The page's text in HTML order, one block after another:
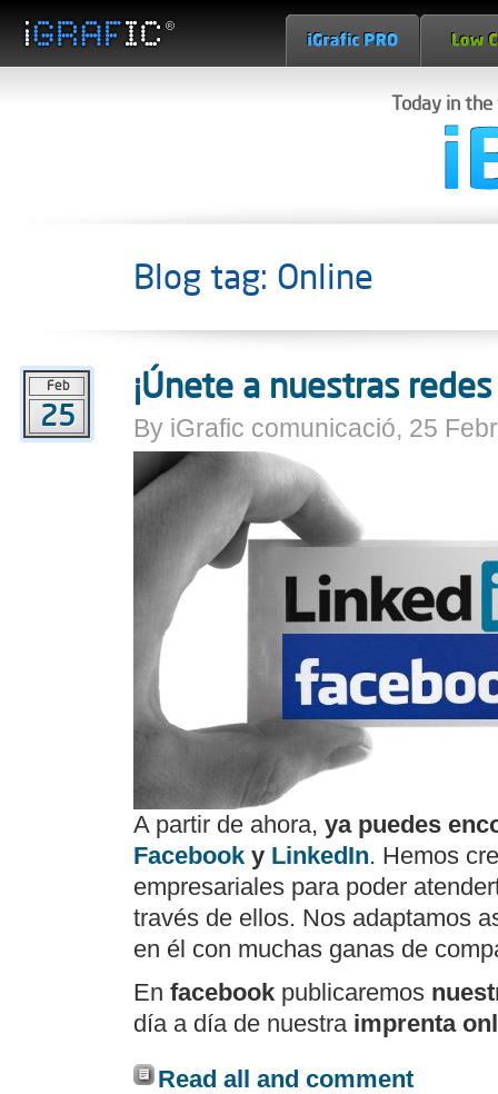
Today in
Blog tag: Online
Feb
25
¡Únete a nuestras
By iGrafic comunicació, 25
A partir de ahora, ya puedes
Facebook y LinkedIn. Hemos
empresariales para poder
través de ellos. Nos adaptamos
en él con muchas ganas de
En facebook publicaremos
día a día de nuestra imprenta
Read all and comment